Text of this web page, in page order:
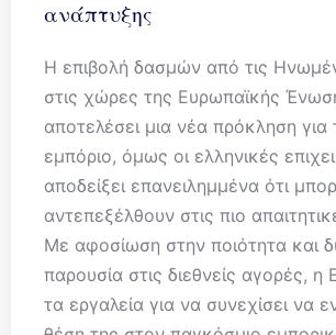
ανάπτυξης
Η επιβολή δασμών από τις
στις χώρες της Ευρωπαϊκής
αποτελέσει μια νέα πρόκληση για
εμπόριο, όμως οι ελληνικές
αποδείξει επανειλημμένα ότι
αντεπεξέλθουν στις πιο
Με αφοσίωση στην ποιότητα και
παρουσία στις διεθνείς αγορές, η
τα εργαλεία για να συνεχίσει να